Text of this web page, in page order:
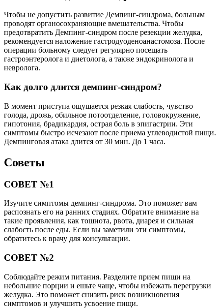
Чтобы не допустить развитие Демпинг-синдрома, больным
проводят органосохраняющие вмешательства. Чтобы
предотвратить Демпинг-синдром после резекции желудка,
рекомендуется наложение гастродуоденоанастомоза. После
операции больному следует регулярно посещать
гастроэнтеролога и диетолога, а также эндокринолога и
невролога.
Как долго длится демпинг-синдром?
В момент приступа ощущается резкая слабость, чувство
голода, дрожь, обильное потоотделение, головокружение,
гипотония, брадикардия, острая боль в эпигастрии. Эти
симптомы быстро исчезают после приема углеводистой пищи.
Демпинговая атака длится от 30 мин. До 1 часа.
Советы
СОВЕТ №1
Изучите симптомы демпинг-синдрома. Это поможет вам
распознать его на ранних стадиях. Обратите внимание на
такие проявления, как тошнота, рвота, диарея и сильная
слабость после еды. Если вы заметили эти симптомы,
обратитесь к врачу для консультации.
СОВЕТ №2
Соблюдайте режим питания. Разделите прием пищи на
небольшие порции и ешьте чаще, чтобы избежать перегрузки
желудка. Это поможет снизить риск возникновения
симптомов и улучшить усвоение пищи.